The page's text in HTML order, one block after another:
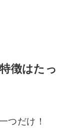
徴はたっ